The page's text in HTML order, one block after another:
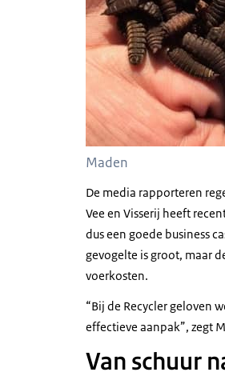
Maden
De media rapporteren
Vee en Visserij heeft
dus een goede business
gevogelte is groot, maar
voerkosten.
“Bij de Recycler geloven
effectieve aanpak”, zegt
Van schuur